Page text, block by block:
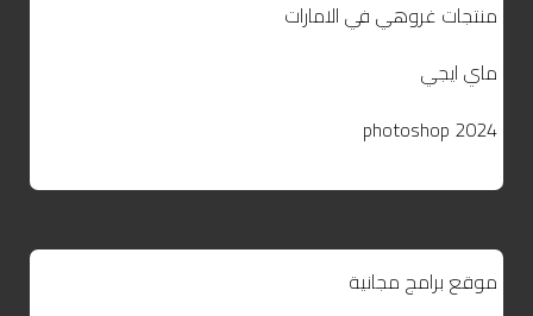
منتجات غروهي في الامارات
ماي ايجي
photoshop 2024
موقع برامج مجانية